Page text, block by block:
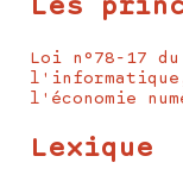
Les
Loi n°78-17
l'économie
Lexique